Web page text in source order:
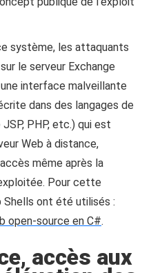
système, les attaquants
le serveur Exchange
interface malveillante
dans des langages de
PHP, etc.) qui est
Web à distance,
même après la
Pour cette
Shells ont été utilisés :
open-source en C#.
accès aux